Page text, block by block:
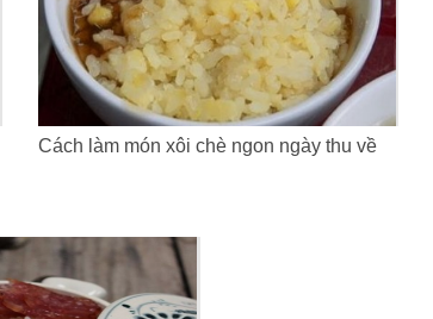
Cách làm món xôi chè ngon ngày thu về